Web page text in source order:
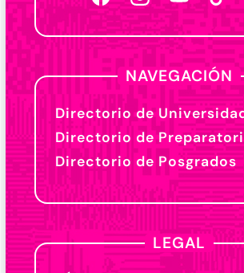
NAVEGACIÓN
Directorio de
Directorio de
Directorio de Posgrados
LEGAL